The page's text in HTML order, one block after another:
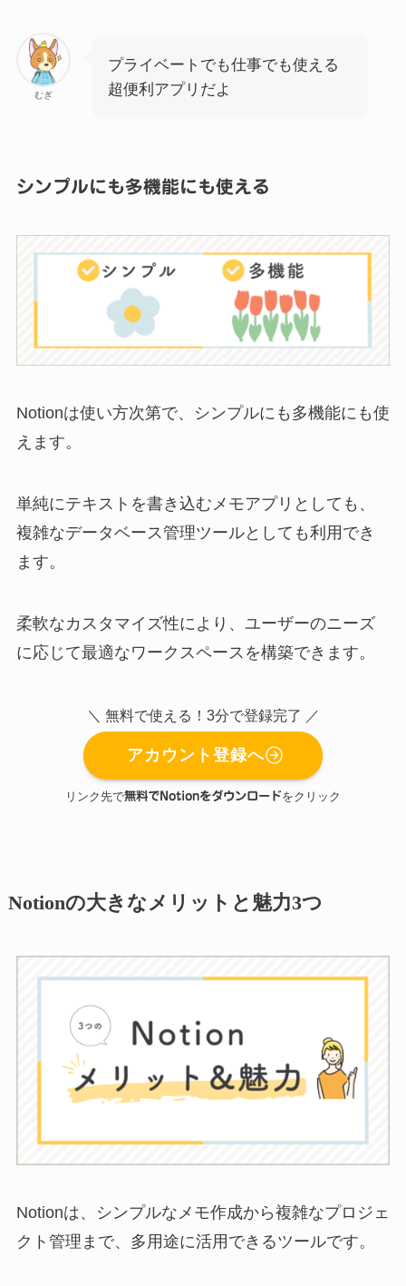
むぎ
プライベートでも仕事でも使える
超便利アプリだよ
シンプルにも多機能にも使える
Notionは使い方次第で、シンプルにも多機能にも使
えます。
単純にテキストを書き込むメモアプリとしても、
複雑なデータベース管理ツールとしても利用でき
ます。
柔軟なカスタマイズ性により、ユーザーのニーズ
に応じて最適なワークスペースを構築できます。
＼ 無料で使える！3分で登録完了 ／
アカウント登録へ
リンク先で無料でNotionをダウンロードをクリック
Notionの大きなメリットと魅力3つ
Notionは、シンプルなメモ作成から複雑なプロジェ
クト管理まで、多用途に活用できるツールです。